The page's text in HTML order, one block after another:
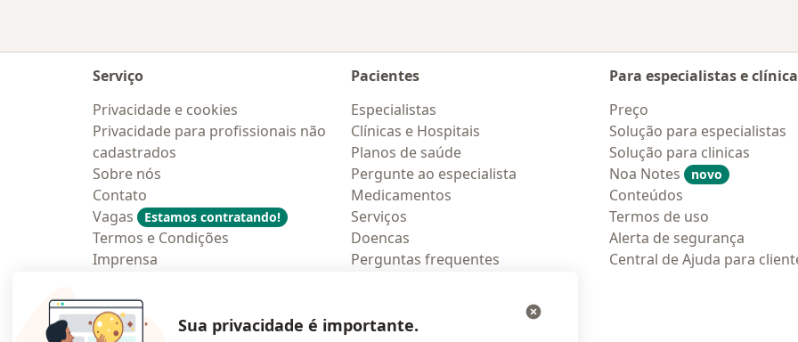
Serviço
Privacidade e cookies
Privacidade para profissionais não
cadastrados
Sobre nós
Contato
Vagas
Estamos contratando!
Termos e Condições
Imprensa
Pacientes
Especialistas
Clínicas e Hospitais
Planos de saúde
Pergunte ao especialista
Medicamentos
Serviços
Doencas
Perguntas frequentes
Para especialistas e
Preço
Solução para especialistas
Solução para clinicas
Noa Notes
novo
Conteúdos
Termos de uso
Alerta de segurança
Central de Ajuda para
Sua privacidade é importante.